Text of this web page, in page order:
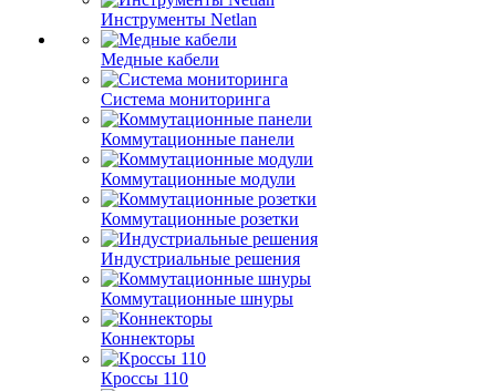
Инструменты Netlan
Медные кабели
Система мониторинга
Коммутационные панели
Коммутационные модули
Коммутационные розетки
Индустриальные решения
Коммутационные шнуры
Коннекторы
Кроссы 110